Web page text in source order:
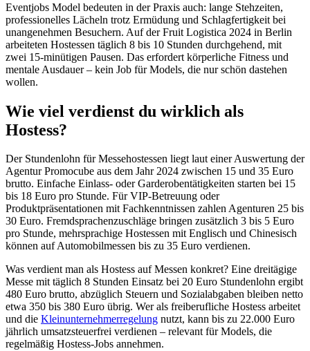
Eventjobs Model bedeuten in der Praxis auch: lange Stehzeiten,
professionelles Lächeln trotz Ermüdung und Schlagfertigkeit bei
unangenehmen Besuchern. Auf der Fruit Logistica 2024 in Berlin
arbeiteten Hostessen täglich 8 bis 10 Stunden durchgehend, mit
zwei 15-minütigen Pausen. Das erfordert körperliche Fitness und
mentale Ausdauer – kein Job für Models, die nur schön dastehen
wollen.
Wie viel verdienst du wirklich als
Hostess?
Der Stundenlohn für Messehostessen liegt laut einer Auswertung der
Agentur Promocube aus dem Jahr 2024 zwischen 15 und 35 Euro
brutto. Einfache Einlass- oder Garderobentätigkeiten starten bei 15
bis 18 Euro pro Stunde. Für VIP-Betreuung oder
Produktpräsentationen mit Fachkenntnissen zahlen Agenturen 25 bis
30 Euro. Fremdsprachenzuschläge bringen zusätzlich 3 bis 5 Euro
pro Stunde, mehrsprachige Hostessen mit Englisch und Chinesisch
können auf Automobilmessen bis zu 35 Euro verdienen.
Was verdient man als Hostess auf Messen konkret? Eine dreitägige
Messe mit täglich 8 Stunden Einsatz bei 20 Euro Stundenlohn ergibt
480 Euro brutto, abzüglich Steuern und Sozialabgaben bleiben netto
etwa 350 bis 380 Euro übrig. Wer als freiberufliche Hostess arbeitet
und die Kleinunternehmerregelung nutzt, kann bis zu 22.000 Euro
jährlich umsatzsteuerfrei verdienen – relevant für Models, die
regelmäßig Hostess-Jobs annehmen.